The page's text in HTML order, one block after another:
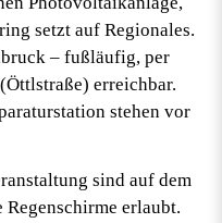
setzt auf Regionales.
– fußläufig, per
erreichbar.
stehen vor
sind auf dem
Regenschirme erlaubt.